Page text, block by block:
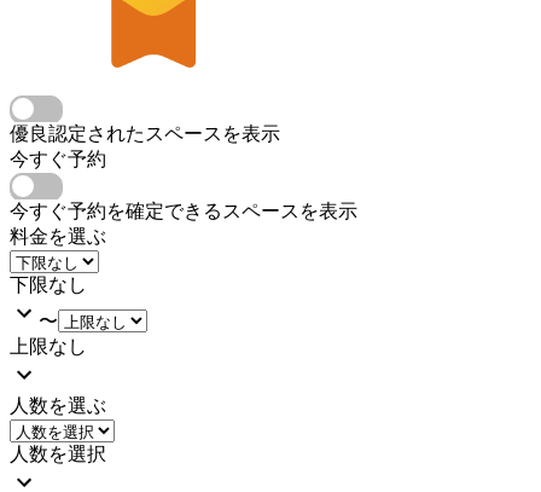
優良認定されたスペースを表示
今すぐ予約
今すぐ予約を確定できるスペースを表示
料金を選ぶ
下限なし
〜
上限なし
人数を選ぶ
人数を選択